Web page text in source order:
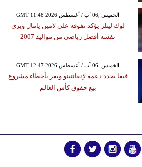
GMT 11:48 2026 الخميس ,06 آب / أغسطس
لوك ليتلر يؤكد تفوقه على لامين يامال ويرى
نفسه أفضل رياضي من مواليد 2007
GMT 12:47 2026 الخميس ,06 آب / أغسطس
فيفا يجدد دعمه لإنفانتينو ويقر بأخطاء مشروع
بيع حقوق كأس العالم